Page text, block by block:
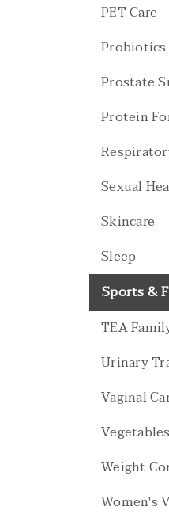
PET Care
Probiotics
Prostate
Protein
Sexual
Skincare
Sleep
Sports &
TEA
Urinary
Vaginal
Weight
Women's